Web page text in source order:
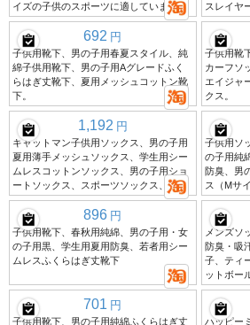
イズの子供のスポーツに適しています。
スレイヤ
692 円
子供用靴下、男の子用春夏スタイル、純
綿子供用靴下、男の子用Aグレードふく
らはぎ丈靴下、夏用メッシュコットン靴
下。
子供用靴
カーフソ
エイジャ
クス。
1,192 円
キャットマン子供用ソックス、男の子用
夏用薄手メッシュソックス、学生用シー
ムレスコットンソックス、男の子用ショ
ートソックス、スポーツソックス、夏用
子供用ソ
の子用純
防臭、男
ス（Mサ
896 円
子供用靴下、春秋用純綿、男の子用・女
の子用黒、学生用夏用防臭、若者用シー
ムレスふくらはぎ丈靴下
メンズソ
防臭・吸
子、ティ
ットボー
701 円
子供用靴下、男の子用純綿ふくらはぎ丈
ハッピー